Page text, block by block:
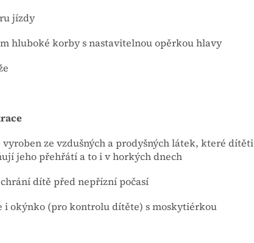
jízdy
hluboké korby s nastavitelnou opěrkou hlavy
ze vzdušných a prodyšných látek, které
jeho přehřátí a to i v horkých dnech
dítě před nepřízní počasí
i okýnko (pro kontrolu dítěte) s moskytiérkou